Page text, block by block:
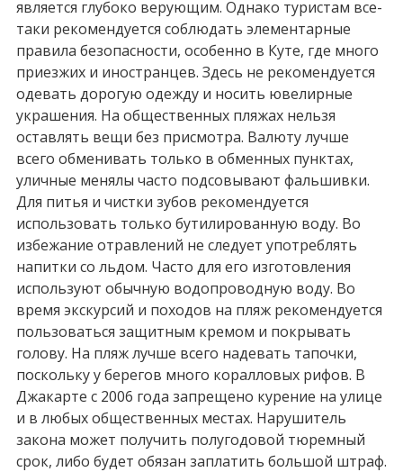
является глубоко верующим. Однако туристам все-
таки рекомендуется соблюдать элементарные
правила безопасности, особенно в Куте, где много
приезжих и иностранцев. Здесь не рекомендуется
одевать дорогую одежду и носить ювелирные
украшения. На общественных пляжах нельзя
оставлять вещи без присмотра. Валюту лучше
всего обменивать только в обменных пунктах,
уличные менялы часто подсовывают фальшивки.
Для питья и чистки зубов рекомендуется
использовать только бутилированную воду. Во
избежание отравлений не следует употреблять
напитки со льдом. Часто для его изготовления
используют обычную водопроводную воду. Во
время экскурсий и походов на пляж рекомендуется
пользоваться защитным кремом и покрывать
голову. На пляж лучше всего надевать тапочки,
поскольку у берегов много коралловых рифов. В
Джакарте с 2006 года запрещено курение на улице
и в любых общественных местах. Нарушитель
закона может получить полугодовой тюремный
срок, либо будет обязан заплатить большой штраф.